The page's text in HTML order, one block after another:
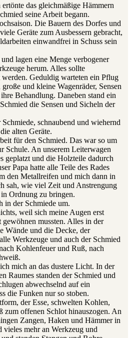
das gleichmäßige Hämmern
seine Arbeit begann.
Die Bauern des Dorfes und
Geräte zum Ausbessern gebracht,
einwandfrei in Schuss sein
lagen eine Menge verbogener
herum. Alles sollte
werden. Geduldig warteten ein Pflug
und kleine Wagenräder, Sensen
Behandlung. Daneben stand ein
die Sensen und Sicheln der
schnaubend und wiehernd
alten Geräte.
für den Schmied. Das war so um
Schule. An unserem Leiterwagen
geplatzt und die Holzteile dadurch
Papa hatte alle Teile des Rades
den Metallreifen und mich dann in
sah, wie viel Zeit und Anstrengung
Ordnung zu bringen.
in der Schmiede um.
weil sich meine Augen erst
mussten. Alles in der
Wände und die Decke, der
Werkzeuge und auch der Schmied
Kohlenfeuer und Ruß, nach
mich an das dustere Licht. In der
Raumes standen der Schmied und
abwechselnd auf ein
die Funken nur so stoben.
der Esse, schwelten Kohlen,
zum offenen Schlot hinauszogen. An
Zangen, Haken und Hämmer in
vieles mehr an Werkzeug und